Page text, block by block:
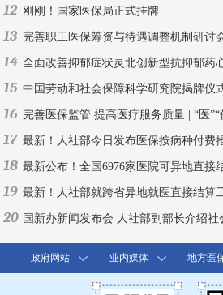
12 刚刚！国家医保局正式挂牌
13 完善职工医保筹资与待遇调整机制研讨
14 全面改善抑郁症状灵北创新型抗抑郁药心达悦®
15 中国劳动和社会保障科学研究院揭牌仪
16 完善医保监管 提高医疗服务质量 | “医”“保
17 最新！人社部今日发布医保按病种付费
18 最新公布！全国6976家医院可异地直接结算！（
19 最新！人社部就跨省异地就医直接结算
20 国新办新闻发布会 人社部副部长介绍
政府网站 业内媒体 地方医